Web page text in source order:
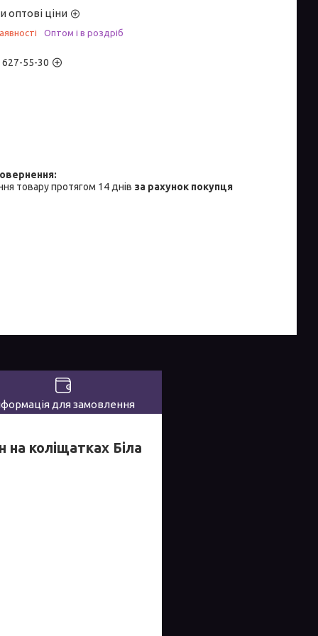
оптові ціни
Оптом і в роздріб
627-55-30
товару протягом 14 днів за рахунок покупця
для замовлення
на коліщатках Біла